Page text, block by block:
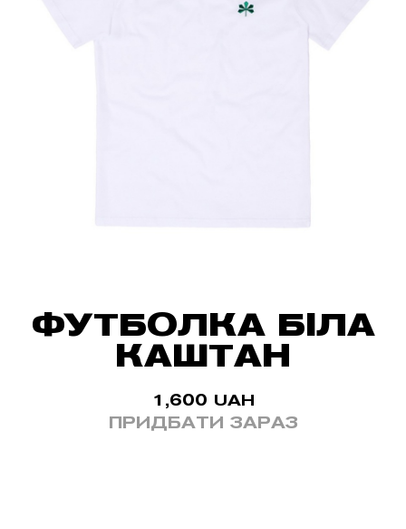
ФУТБОЛКА БІЛА
КАШТАН
1,600 UAH
ПРИДБАТИ ЗАРАЗ